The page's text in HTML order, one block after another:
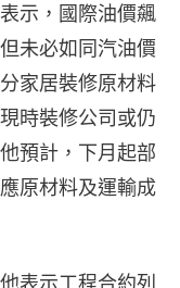
示，國際油價飆
未必如同汽油價
家居裝修原材料
時裝修公司或仍
預計，下月起部
原材料及運輸成
表示工程合約列